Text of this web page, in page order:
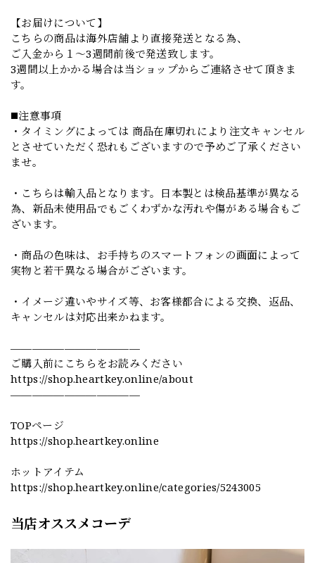
【お届けについて】
こちらの商品は海外店舗より直接発送となる為、
ご入金から１～3週間前後で発送致します。
3週間以上かかる場合は当ショップからご連絡させて頂きま
す。
◼️注意事項
・タイミングによっては 商品在庫切れにより注文キャンセル
とさせていただく恐れもございますので予めご了承ください
ませ。
・こちらは輸入品となります。日本製とは検品基準が異なる
為、新品未使用品でもごくわずかな汚れや傷がある場合もご
ざいます。
・商品の色味は、お手持ちのスマートフォンの画面によって
実物と若干異なる場合がございます。
・イメージ違いやサイズ等、お客様都合による交換、返品、
キャンセルは対応出来かねます。
————————————
ご購入前にこちらをお読みください
https://shop.heartkey.online/about
————————————
TOPページ
https://shop.heartkey.online
ホットアイテム
https://shop.heartkey.online/categories/5243005
当店オススメコーデ